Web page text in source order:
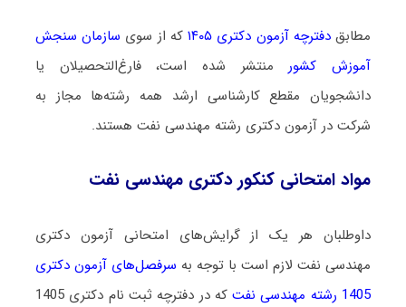
مطابقدفترچه آزمون دکتری ۱۴۰۵ که از سوی سازمان سنجش
آموزش کشورمنتشر شده است، فارغ‌التحصیلان یا
دانشجویان مقطع کارشناسی ارشد همه رشته‌ها مجاز به
شرکت در آزمون دکتری رشته مهندسی نفت هستند.
مواد امتحانی کنکور دکتری مهندسی نفت
داوطلبان هر یک از گرایش‌های امتحانی آزمون دکتری
مهندسی نفت لازم است با توجه به سرفصل‌های آزمون دکتری
1405 رشته مهندسی نفت
که در دفترچه ثبت نام دکتری 1405